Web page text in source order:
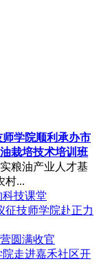
学院顺利承办市
栽培技术培训班
粮油产业人才基
村...
技课堂
技师学院赴正力
圆满收官
走进嘉禾社区开